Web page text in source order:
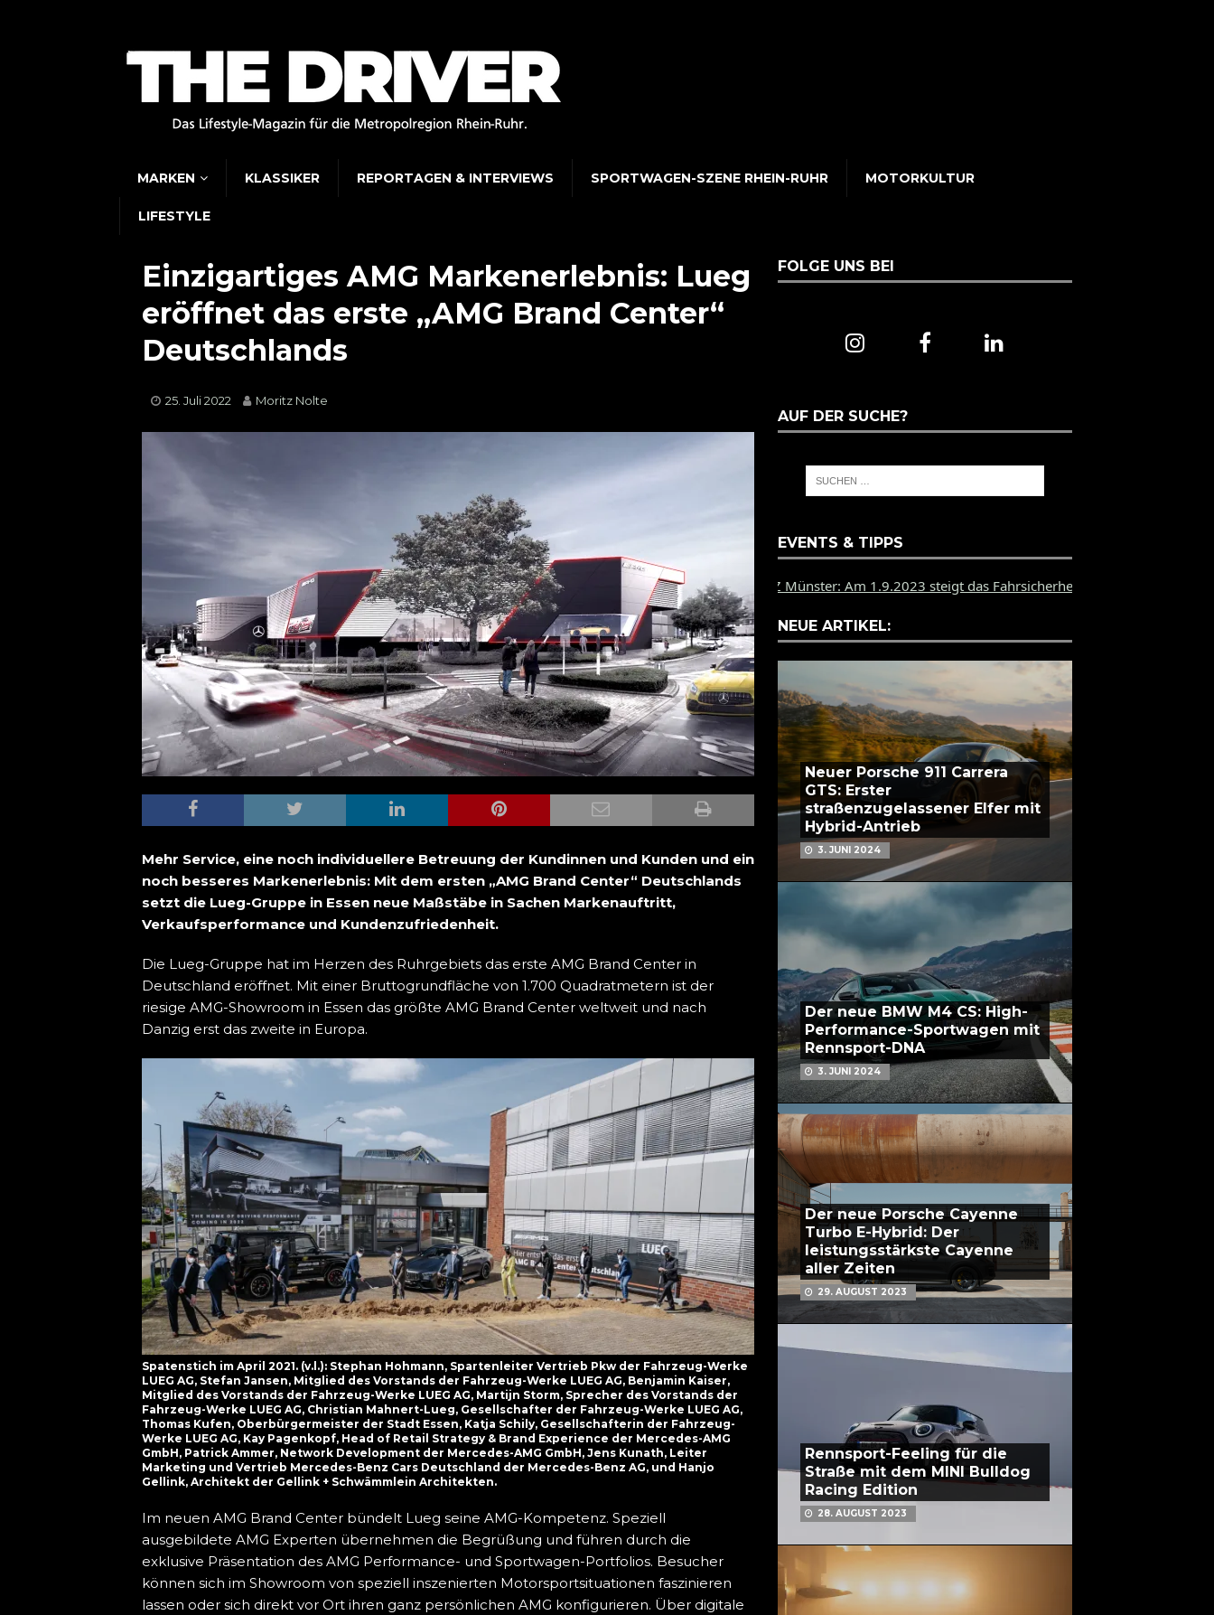
MARKEN KLASSIKER REPORTAGEN & INTERVIEWS SPORTWAGEN-SZENE RHEIN-RUHR MOTORKULTUR
LIFESTYLE
Einzigartiges AMG Markenerlebnis: Lueg
eröffnet das erste „AMG Brand Center“
Deutschlands
25. Juli 2022 Moritz Nolte
Mehr Service, eine noch individuellere Betreuung der Kundinnen und Kunden und ein
noch besseres Markenerlebnis: Mit dem ersten „AMG Brand Center“ Deutschlands
setzt die Lueg-Gruppe in Essen neue Maßstäbe in Sachen Markenauftritt,
Verkaufsperformance und Kundenzufriedenheit.
Die Lueg-Gruppe hat im Herzen des Ruhrgebiets das erste AMG Brand Center in
Deutschland eröffnet. Mit einer Bruttogrundfläche von 1.700 Quadratmetern ist der
riesige AMG-Showroom in Essen das größte AMG Brand Center weltweit und nach
Danzig erst das zweite in Europa.
Spatenstich im April 2021. (v.l.): Stephan Hohmann, Spartenleiter Vertrieb Pkw der Fahrzeug-Werke
LUEG AG, Stefan Jansen, Mitglied des Vorstands der Fahrzeug-Werke LUEG AG, Benjamin Kaiser,
Mitglied des Vorstands der Fahrzeug-Werke LUEG AG, Martijn Storm, Sprecher des Vorstands der
Fahrzeug-Werke LUEG AG, Christian Mahnert-Lueg, Gesellschafter der Fahrzeug-Werke LUEG AG,
Thomas Kufen, Oberbürgermeister der Stadt Essen, Katja Schily, Gesellschafterin der Fahrzeug-
Werke LUEG AG, Kay Pagenkopf, Head of Retail Strategy & Brand Experience der Mercedes-AMG
GmbH, Patrick Ammer, Network Development der Mercedes-AMG GmbH, Jens Kunath, Leiter
Marketing und Vertrieb Mercedes-Benz Cars Deutschland der Mercedes-Benz AG, und Hanjo
Gellink, Architekt der Gellink + Schwämmlein Architekten.
Im neuen AMG Brand Center bündelt Lueg seine AMG-Kompetenz. Speziell
ausgebildete AMG Experten übernehmen die Begrüßung und führen durch die
exklusive Präsentation des AMG Performance- und Sportwagen-Portfolios. Besucher
können sich im Showroom von speziell inszenierten Motorsportsituationen faszinieren
lassen oder sich direkt vor Ort ihren ganz persönlichen AMG konfigurieren. Über digitale
FOLGE UNS BEI
AUF DER SUCHE?
EVENTS & TIPPS
PZ Münster: Am 1.9.2023 steigt das Fahrsicherheitstraining des PZ Münster auf
NEUE ARTIKEL:
Neuer Porsche 911 Carrera
GTS: Erster
straßenzugelassener Elfer mit
Hybrid-Antrieb
3. JUNI 2024
Der neue BMW M4 CS: High-
Performance-Sportwagen mit
Rennsport-DNA
3. JUNI 2024
Der neue Porsche Cayenne
Turbo E-Hybrid: Der
leistungsstärkste Cayenne
aller Zeiten
29. AUGUST 2023
Rennsport-Feeling für die
Straße mit dem MINI Bulldog
Racing Edition
28. AUGUST 2023